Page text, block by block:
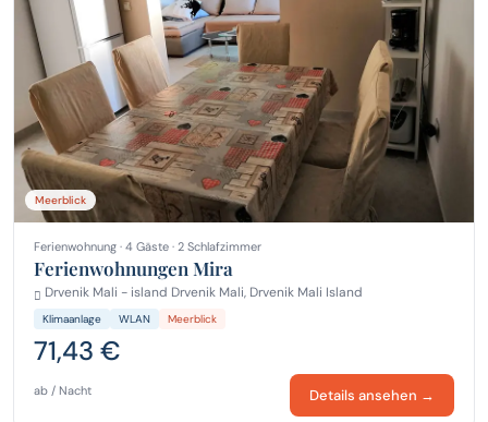
Meerblick
Ferienwohnung · 4 Gäste · 2 Schlafzimmer
Ferienwohnungen Mira
Drvenik Mali - island Drvenik Mali, Drvenik Mali Island
Klimaanlage WLAN Meerblick
71,43 €
ab / Nacht Details ansehen →